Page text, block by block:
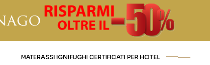
MATERASSI IGNIFUGHI CERTIFICATI PER HOTEL